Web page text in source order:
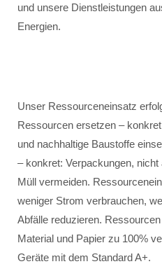
und unsere Dienstleistungen
Energien.
Unser Ressourceneinsatz
Ressourcen ersetzen –
und nachhaltige Baustoffe
– konkret: Verpackungen,
Müll vermeiden.
weniger Strom verbrauchen,
Abfälle reduzieren.
Material und Papier zu 100%
Geräte mit dem Standard A+.